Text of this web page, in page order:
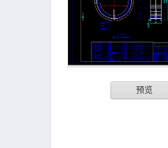
预览